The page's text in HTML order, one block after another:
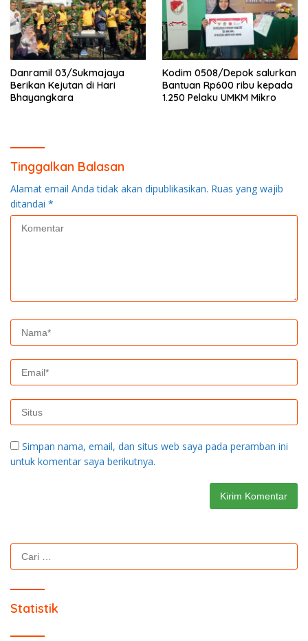
Danramil 03/Sukmajaya
Berikan Kejutan di Hari
Bhayangkara
Kodim 0508/Depok salurkan
Bantuan Rp600 ribu kepada
1.250 Pelaku UMKM Mikro
Tinggalkan Balasan
Alamat email Anda tidak akan dipublikasikan. Ruas yang wajib
ditandai *
Simpan nama, email, dan situs web saya pada peramban ini
untuk komentar saya berikutnya.
Cari
untuk:
Statistik